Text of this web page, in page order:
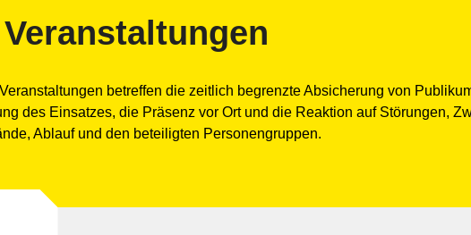
betreffen die zeitlich begrenzte Absicherung von
des Einsatzes, die Präsenz vor Ort und die Reaktion auf Störungen,
Ablauf und den beteiligten Personengruppen.